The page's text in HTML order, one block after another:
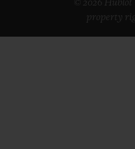
© 2026
property